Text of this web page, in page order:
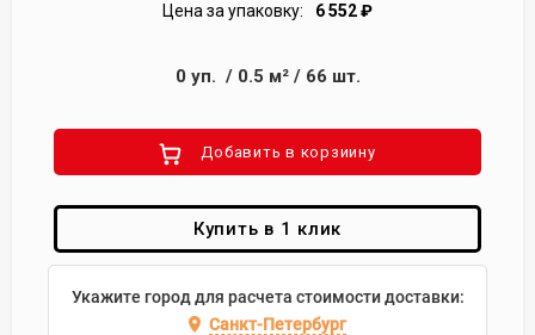
Цена за упаковку:
6 552₽
0 уп. / 0.5 м²/ 66 шт.
Добавить в корзиину
Купить в 1 клик
Укажите город для расчета стоимости доставки:
Санкт-Петербург